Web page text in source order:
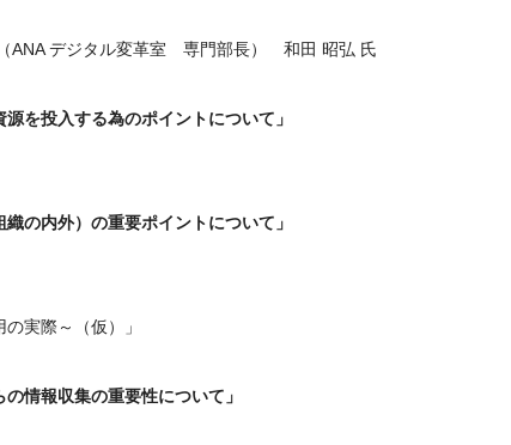
ANA デジタル変革室 専門部長） 和田 昭弘 氏
を投入する為のポイントについて」
の内外）の重要ポイントについて」
実際～（仮）」
情報収集の重要性について」